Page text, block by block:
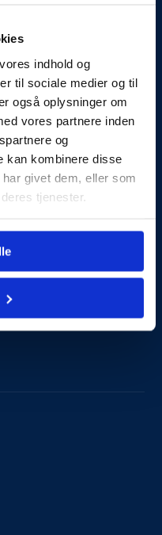
indhold og
til sociale medier og til
også oplysninger om
vores partnere inden
og
kan kombinere disse
givet dem, eller som
tjenester.